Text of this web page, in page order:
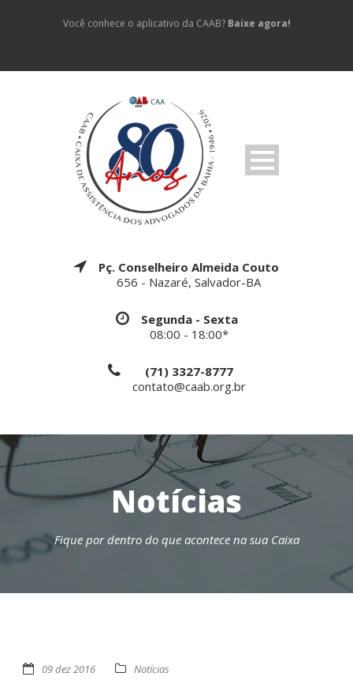
Você conhece o aplicativo da CAAB? Baixe agora!
Pç. Conselheiro Almeida Couto
656 - Nazaré, Salvador-BA
Segunda - Sexta
08:00 - 18:00*
(71) 3327-8777
contato@caab.org.br
Notícias
Fique por dentro do que acontece na sua Caixa
09 dez 2016 Notícias